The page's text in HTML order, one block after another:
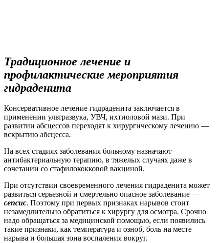
Традиционное лечение и
профилактические мероприятия
гидраденита
Консервативное лечение гидраденита заключается в
применении ультразвука, УВЧ, ихтиоловой мази. При
развитии абсцессов переходят к хирургическому лечению —
вскрытию абсцесса.
На всех стадиях заболевания больному назначают
антибактериальную терапию, в тяжелых случаях даже в
сочетании со стафилококковой вакциной.
При отсутствии своевременного лечения гидраденита может
развиться серьезной и смертельно опасное заболевание —
сепсис. Поэтому при первых признаках нарывов стоит
незамедлительно обратиться к хирургу для осмотра. Срочно
надо обращаться за медицинской помощью, если появились
такие признаки, как температура и озноб, боль на месте
нарыва и большая зона воспаления вокруг.